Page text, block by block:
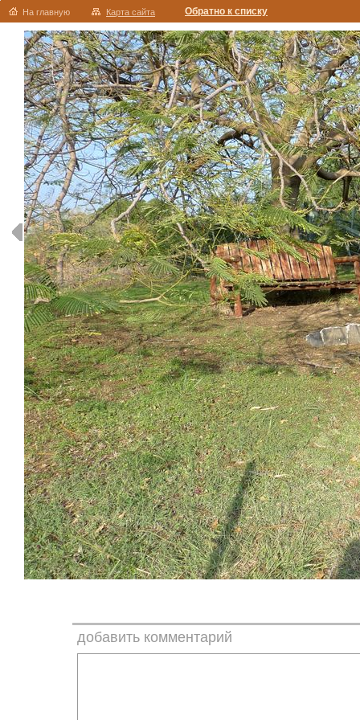
На главную Карта сайта Обратно к списку
добавить комментарий